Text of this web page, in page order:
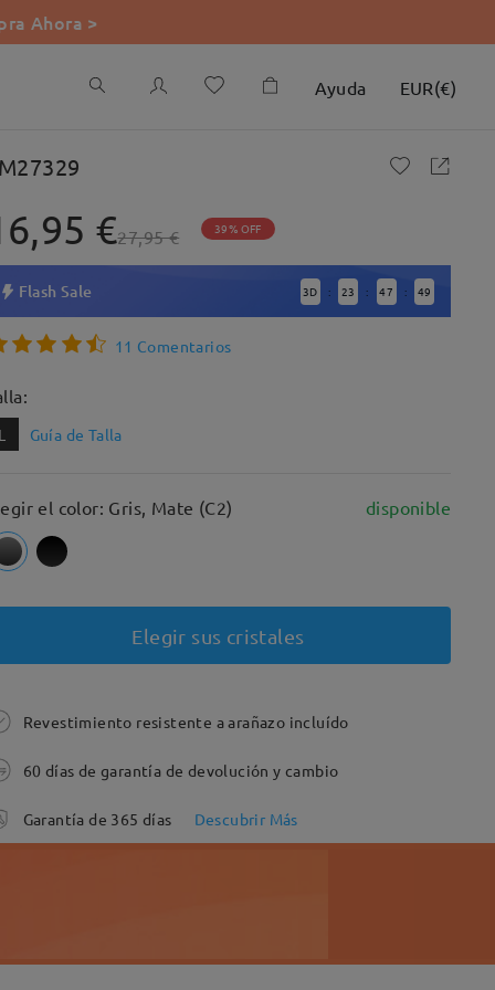
Ahora >
Ayuda EUR(€)
€27,95 € 39% OFF
Flash Sale 3D : 23 : 47 : 48
11 Comentarios
L Guía de Talla
el color: Gris, Mate (C2) disponible
Elegir sus cristales
Revestimiento resistente a arañazo incluído
60 días de garantía de devolución y cambio
Garantía de 365 días Descubrir Más